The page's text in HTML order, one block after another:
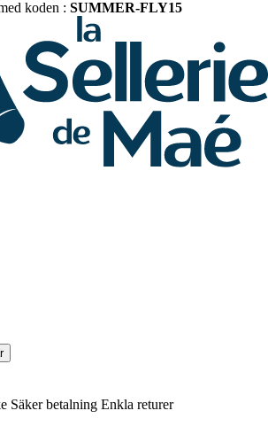
koden : SUMMER-FLY15
Säker betalning Enkla returer